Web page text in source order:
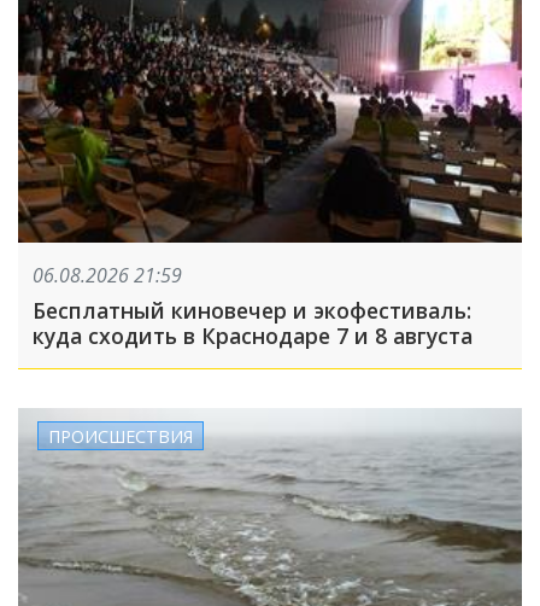
06.08.2026 21:59
Бесплатный киновечер и экофестиваль:
куда сходить в Краснодаре 7 и 8 августа
ПРОИСШЕСТВИЯ